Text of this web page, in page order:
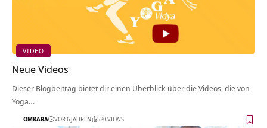
VIDEO
Neue Videos
Dieser Blogbeitrag bietet dir einen Überblick über die Videos, die von
Yoga…
OMKARA VOR 6 JAHREN 520 VIEWS